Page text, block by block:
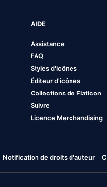
AIDE
Assistance
FAQ
Styles d'icônes
Éditeur d'icônes
Collections de Flaticon
Suivre
Licence Merchandising
Notification de droits d'auteur